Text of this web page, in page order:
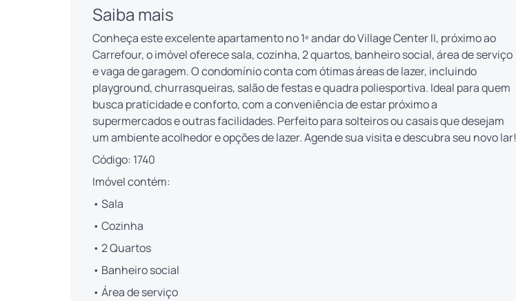
Saiba mais
Conheça este excelente apartamento no 1º andar do Village Center II, próximo ao
Carrefour, o imóvel oferece sala, cozinha, 2 quartos, banheiro social, área de serviço
e vaga de garagem. O condomínio conta com ótimas áreas de lazer, incluindo
playground, churrasqueiras, salão de festas e quadra poliesportiva. Ideal para quem
busca praticidade e conforto, com a conveniência de estar próximo a
supermercados e outras facilidades. Perfeito para solteiros ou casais que desejam
um ambiente acolhedor e opções de lazer. Agende sua visita e descubra seu novo lar!
Código: 1740
Imóvel contém:
• Sala
• Cozinha
• 2 Quartos
• Banheiro social
• Área de serviço